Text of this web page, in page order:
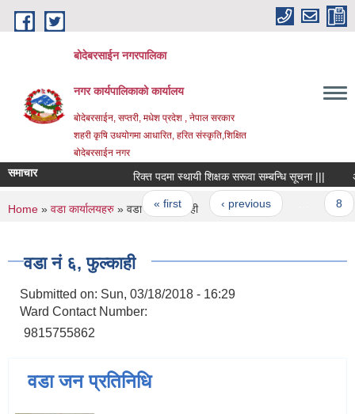
Skip to main content
बोदेबरसाईन नगरपालिका
नगर कार्यपालिकाको कार्यालय
बोदेबरसाईन, सप्तरी, मधेश प्रदेश , नेपाल सरकार
शहरी कृषि उधयोगमा आधारित, हरित संस्कृति,शिक्षित
बोदेबरसाईन नगर
समाचार रिक्त पदमा स्थायी शिक्षक सरूवा सम्बन्धि सूचना |||
Pages
« first ‹ previous
You are here
Home » वडा कार्यालयहरु » वडा नं‌ ६, फुल्काही
वडा नं‌ ६, फुल्काही
Submitted on: Sun, 03/18/2018 - 16:29
Ward Contact Number:
9815755862
वडा जन प्रतिनिधि